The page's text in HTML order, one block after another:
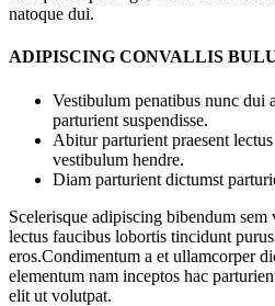
natoque dui.
ADIPISCING CONVALLIS
Vestibulum penatibus nunc dui
parturient suspendisse.
Abitur parturient praesent
vestibulum hendre.
Diam parturient dictumst
Scelerisque adipiscing bibendum
lectus faucibus lobortis tincidunt
eros.Condimentum a et ullamcorper
elementum nam inceptos hac
elit ut volutpat.